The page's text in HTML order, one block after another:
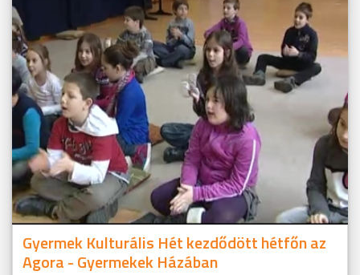
Gyermek Kulturális Hét kezdődött hétfőn az
Agora - Gyermekek Házában